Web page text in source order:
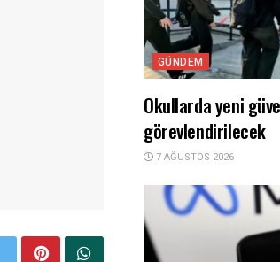
GÜNDEM
Okullarda yeni
görevlendirilecek
7 AĞUSTOS 2026